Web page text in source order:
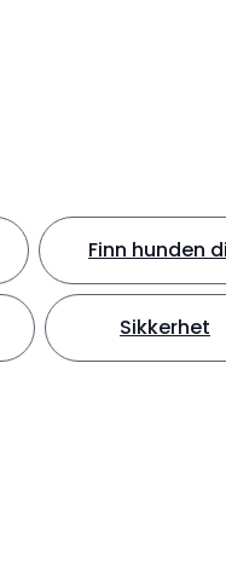
Finn hunden
Sikkerhet